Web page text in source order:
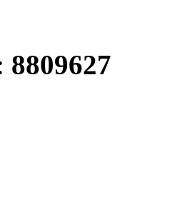
8809627